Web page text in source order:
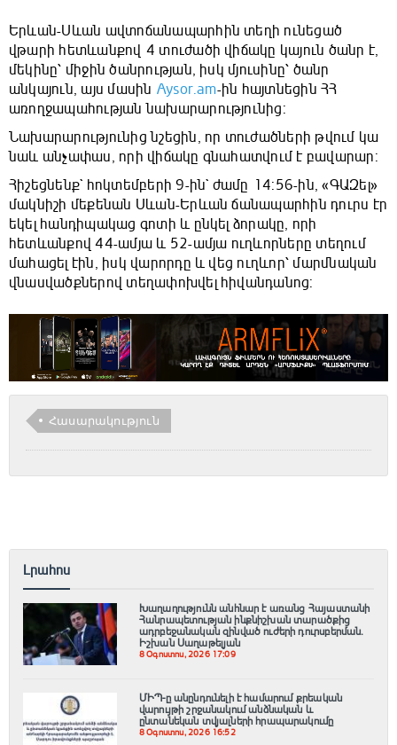
Երևան-Սևան ավտոճանապարհին տեղի ունեցած
վթարի հետևանքով 4 տուժածի վիճակը կայուն ծանր է,
մեկինը՝ միջին ծանրության, իսկ մյուսինը՝ ծանր
անկայուն, այս մասին Aysor.am-ին հայտնեցին ՀՀ
առողջապահության նախարարությունից:
Նախարարությունից նշեցին, որ տուժածների թվում կա
նաև անչափաս, որի վիճակը գնահատվում է բավարար:
Հիշեցնենք` հոկտեմբերի 9-ին` ժամը 14:56-ին, «ԳԱԶել»
մակնիշի մեքենան Սևան-Երևան ճանապարհին դուրս էր
եկել հանդիպակաց գոտի և ընկել ձորակը, որի
հետևանքով 44-ամյա և 52-ամյա ուղևորները տեղում
մահացել էին, իսկ վարորդը և վեց ուղևոր՝ մարմնական
վնասվածքներով տեղափոխվել հիվանդանոց:
Հասարակություն
Լրահոս
Խաղաղությունն անհնար է առանց Հայաստանի
Հանրապետության ինքնիշխան տարածքից
ադրբեջանական զինված ուժերի դուրսբերման․
Իշխան Սաղաթելյան
8 Օգոստոս, 2026 17:09
ՄԻՊ-ը անընդունելի է համարում քրեական
վարույթի շրջանակում անձնական և
ընտանեկան տվյալների հրապարակումը
8 Օգոստոս, 2026 16:52